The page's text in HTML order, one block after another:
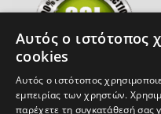
Αυτός ο ιστότοπος
cookies
Αυτός ο ιστότοπος
εμπειρίας των χρηστών.
παρέχετε τη συγκατάθεσή σας